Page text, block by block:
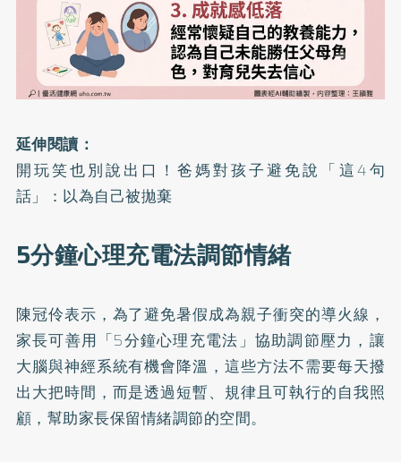
延伸閱讀：
開玩笑也別說出口！爸媽對孩子避免說「這4句
話」：以為自己被拋棄
5分鐘心理充電法調節情緒
陳冠伶表示，為了避免暑假成為親子衝突的導火線，
家長可善用「5分鐘心理充電法」協助調節壓力，讓
大腦與神經系統有機會降溫，這些方法不需要每天撥
出大把時間，而是透過短暫、規律且可執行的自我照
顧，幫助家長保留情緒調節的空間。